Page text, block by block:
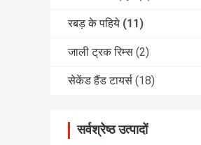
रबड़ के पहिये (11)
जाली ट्रक रिम्स (2)
सेकेंड हैंड टायर्स (18)
सर्वश्रेष्ठ उत्पादों